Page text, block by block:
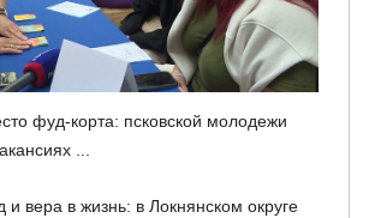
фуд-корта: псковской молодежи
...
и вера в жизнь: в Локнянском округе